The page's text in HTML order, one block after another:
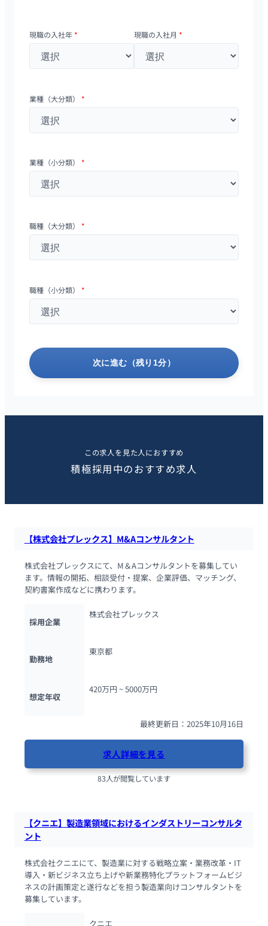
現職の入社年 * 現職の入社月 *
業種（大分類） *
業種（小分類） *
職種（大分類） *
職種（小分類） *
次に進む（残り1分）
この求人を見た人におすすめ
積極採用中のおすすめ求人
【株式会社プレックス】M&Aコンサルタント
株式会社プレックスにて、M＆Aコンサルタントを募集してい
ます。情報の開拓、相談受付・提案、企業評価、マッチング、
契約書案作成などに携わります。
採用企業
株式会社プレックス
勤務地
東京都
想定年収
420万円 ~ 5000万円
最終更新日：2025年10月16日
求人詳細を見る
83人が閲覧しています
【クニエ】製造業領域におけるインダストリーコンサルタ
ント
株式会社クニエにて、製造業に対する戦略立案・業務改革・IT
導入・新ビジネス立ち上げや新業務特化プラットフォームビジ
ネスの計画策定と遂行などを担う製造業向けコンサルタントを
募集しています。
クニエ